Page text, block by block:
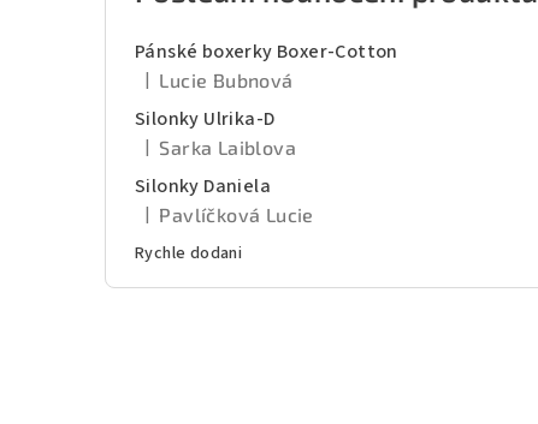
Pánské boxerky Boxer-Cotton
Hodnocení produktu je 5 z 5 hvězdiček.
Lucie Bubnová
Silonky Ulrika-D
Hodnocení produktu je 5 z 5 hvězdiček.
Sarka Laiblova
Silonky Daniela
Hodnocení produktu je 5 z 5 hvězdiček.
Pavlíčková Lucie
Rychle dodani